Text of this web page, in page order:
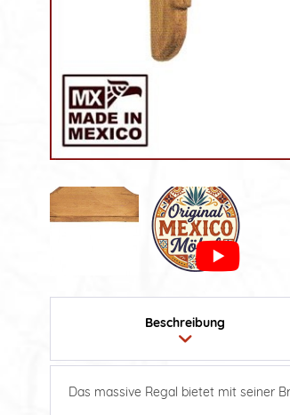
Beschreibung
Das massive Regal bietet mit seiner